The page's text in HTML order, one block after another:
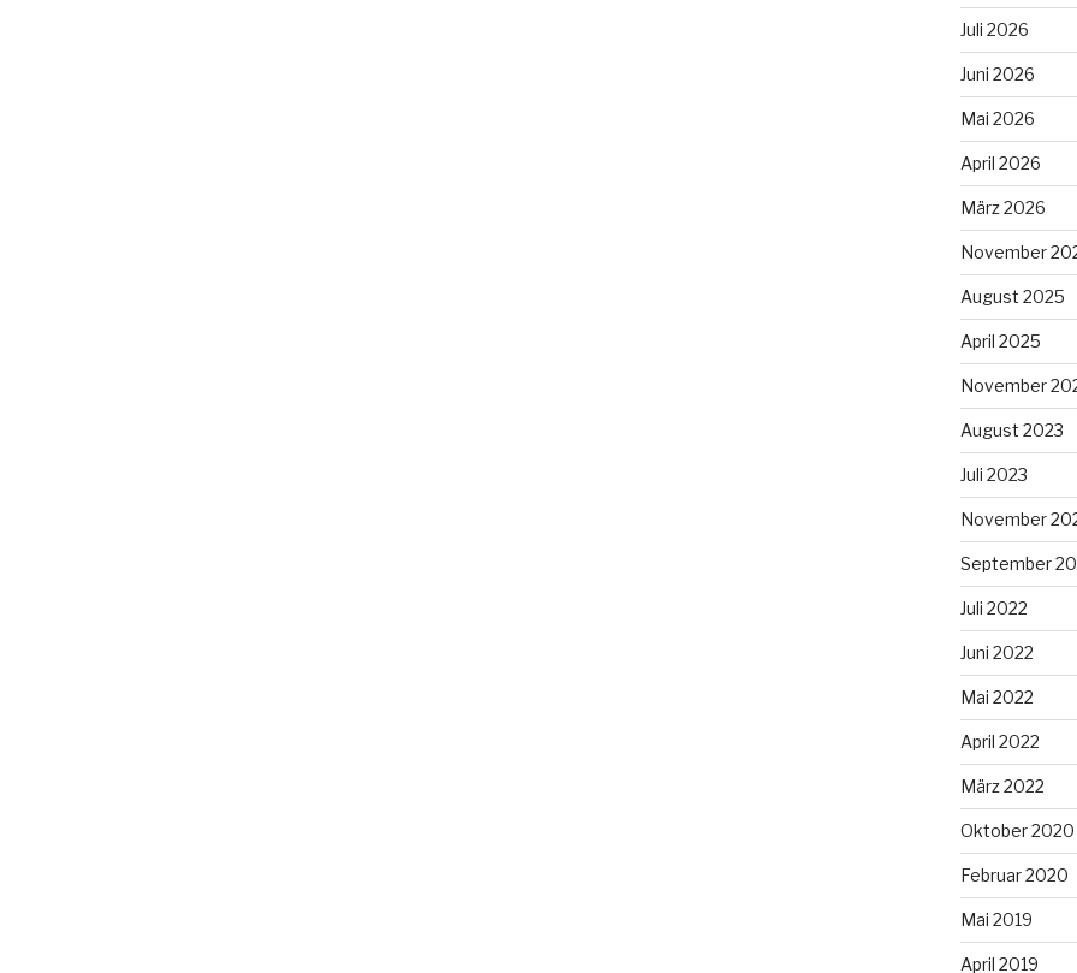
Juli 2026
Juni 2026
Mai 2026
April 2026
März 2026
November
August 2025
April 2025
November
August 2023
Juli 2023
November
September
Juli 2022
Juni 2022
Mai 2022
April 2022
März 2022
Oktober 2020
Februar 2020
Mai 2019
April 2019